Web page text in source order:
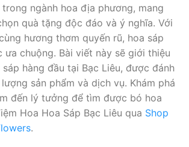
ngành hoa địa phương, mang
quà tặng độc đáo và ý nghĩa. Với
hương thơm quyến rũ, hoa sáp
ưa chuộng. Bài viết này sẽ giới thiệu
hàng đầu tại Bạc Liêu, được đánh
sản phẩm và dịch vụ. Khám phá
đến lý tưởng để tìm được bó hoa
Hoa Hoa Sáp Bạc Liêu qua Shop
.